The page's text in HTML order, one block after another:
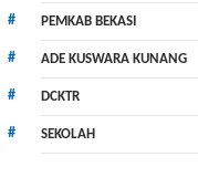
PEMKAB BEKASI
ADE KUSWARA KUNANG
DCKTR
SEKOLAH